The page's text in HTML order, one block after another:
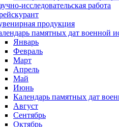
исследовательская работа
продукция
памятных дат военной
Январь
Февраль
Март
Апрель
Май
Июнь
Календарь памятных дат
Август
Сентябрь
Октябрь